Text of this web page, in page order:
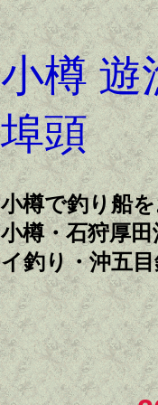
小樽
埠頭
小樽で釣り船
小樽・石狩厚
イ釣り・沖五